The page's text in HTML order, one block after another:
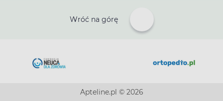
Wróć na górę
Apteline.pl © 2026